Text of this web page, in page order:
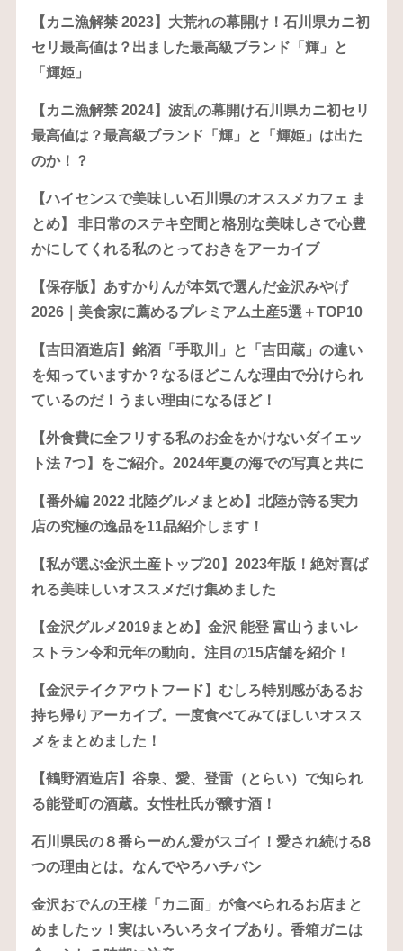
【カニ漁解禁 2023】大荒れの幕開け！石川県カニ初
セリ最高値は？出ました最高級ブランド「輝」と
「輝姫」
【カニ漁解禁 2024】波乱の幕開け石川県カニ初セリ
最高値は？最高級ブランド「輝」と「輝姫」は出た
のか！？
【ハイセンスで美味しい石川県のオススメカフェ ま
とめ】 非日常のステキ空間と格別な美味しさで心豊
かにしてくれる私のとっておきをアーカイブ
【保存版】あすかりんが本気で選んだ金沢みやげ
2026｜美食家に薦めるプレミアム土産5選＋TOP10
【吉田酒造店】銘酒「手取川」と「吉田蔵」の違い
を知っていますか？なるほどこんな理由で分けられ
ているのだ！うまい理由になるほど！
【外食費に全フリする私のお金をかけないダイエッ
ト法 7つ】をご紹介。2024年夏の海での写真と共に
【番外編 2022 北陸グルメまとめ】北陸が誇る実力
店の究極の逸品を11品紹介します！
【私が選ぶ金沢土産トップ20】2023年版！絶対喜ば
れる美味しいオススメだけ集めました
【金沢グルメ2019まとめ】金沢 能登 富山うまいレ
ストラン令和元年の動向。注目の15店舗を紹介！
【金沢テイクアウトフード】むしろ特別感があるお
持ち帰りアーカイブ。一度食べてみてほしいオスス
メをまとめました！
【鶴野酒造店】谷泉、愛、登雷（とらい）で知られ
る能登町の酒蔵。女性杜氏が醸す酒！
石川県民の８番らーめん愛がスゴイ！愛され続ける8
つの理由とは。なんでやろハチバン
金沢おでんの王様「カニ面」が食べられるお店まと
めましたッ！実はいろいろタイプあり。香箱ガニは